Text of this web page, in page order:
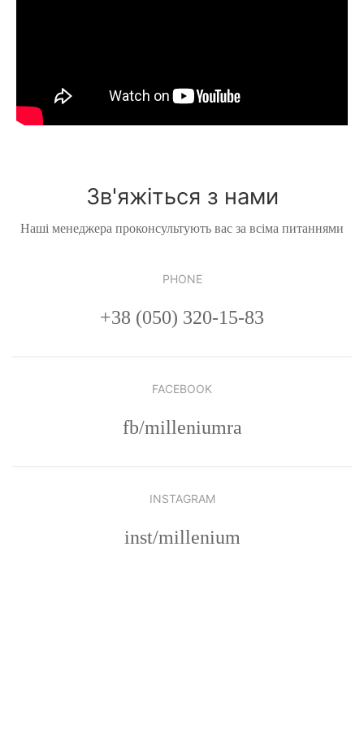
Зв'яжіться з нами
Наші менеджера проконсультують вас за всіма питаннями
PHONE
+38 (050) 320-15-83
FACEBOOK
fb/milleniumra
INSTAGRAM
inst/millenium